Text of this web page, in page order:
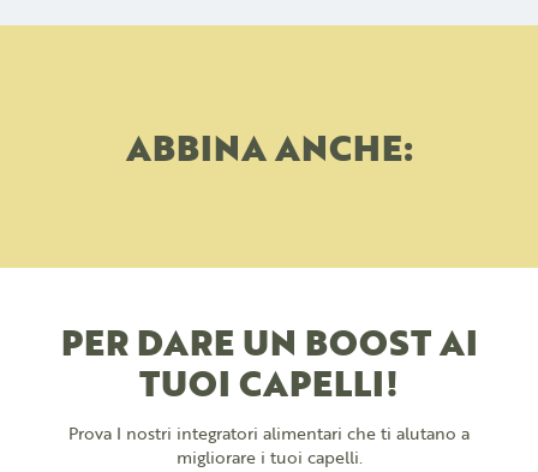
ABBINA ANCHE:
PER DARE UN BOOST AI
TUOI CAPELLI!
Prova I nostri integratori alimentari che ti alutano a
migliorare i tuoi capelli.